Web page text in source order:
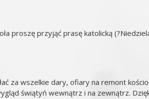
proszę przyjąć prasę katolicką
za wszelkie dary, ofiary na remont
świątyń wewnątrz i na zewnątrz.